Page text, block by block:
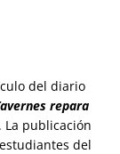
del diario
repara
. La publicación
del